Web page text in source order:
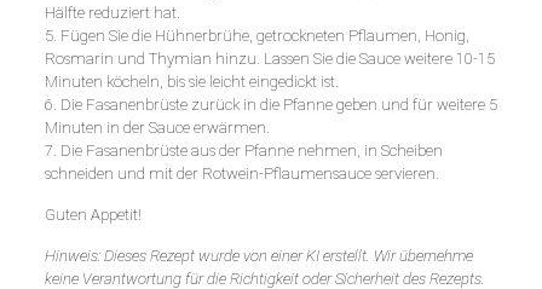
Hälfte reduziert hat.
5. Fügen Sie die Hühnerbrühe, getrockneten Pflaumen, Honig,
Rosmarin und Thymian hinzu. Lassen Sie die Sauce weitere 10-15
Minuten köcheln, bis sie leicht eingedickt ist.
6. Die Fasanenbrüste zurück in die Pfanne geben und für weitere 5
Minuten in der Sauce erwärmen.
7. Die Fasanenbrüste aus der Pfanne nehmen, in Scheiben
schneiden und mit der Rotwein-Pflaumensauce servieren.
Guten Appetit!
Hinweis: Dieses Rezept wurde von einer KI erstellt. Wir übernehme
keine Verantwortung für die Richtigkeit oder Sicherheit des Rezepts.